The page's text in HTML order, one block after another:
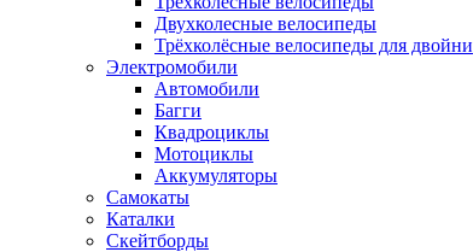
Двухколесные велосипеды
Трёхколёсные велосипеды для двойни
Электромобили
Автомобили
Багги
Квадроциклы
Мотоциклы
Аккумуляторы
Самокаты
Каталки
Скейтборды